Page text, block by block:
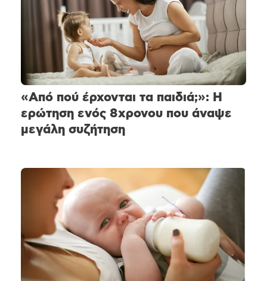
«Από πού έρχονται τα παιδιά;»: Η
ερώτηση ενός 8χρονου που άναψε
μεγάλη συζήτηση